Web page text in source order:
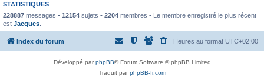
STATISTIQUES
228887 messages • 12154 sujets • 2204 membres • Le membre enregistré le plus récent
est Jacques
Index du forum Heures au format UTC+02:00
Développé parphpBB® Forum Software © phpBB Limited
Traduit parphpBB-fr.com